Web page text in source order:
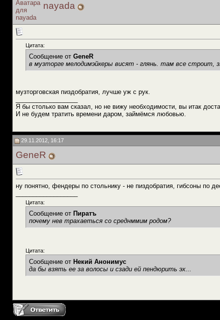
nayada
Цитата:
Сообщение от GeneR
в музторге мелодимэйкеры висят - глянь. там все строит,
музторговская пиздобратия, лучше уж с рук.
Я бы столько вам сказал, но не вижу необходимости, вы итак
И не будем тратить времени даром, займёмся любовью.
29.11.2012, 16:17
GeneR
ну понятно, фендеры по стольнику - не пиздобратия, гибсоны по
Цитата:
Сообщение от Пиратъ
почему нев трахаеться со среднммим родом?
Цитата:
Сообщение от Некий Анонимус
да бы взять ее за волосы и сзади ей пендюрить эх...